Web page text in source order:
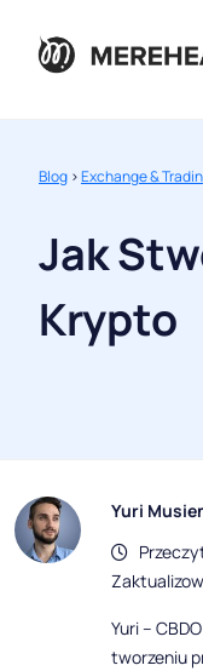
Blog >Exchange &
Jak
Krypto
Yuri
Yuri –
tworzeniu